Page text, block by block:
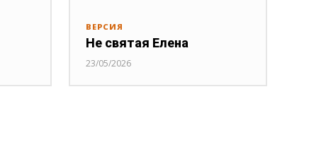
ВЕРСИЯ
Не святая Елена
23/05/2026